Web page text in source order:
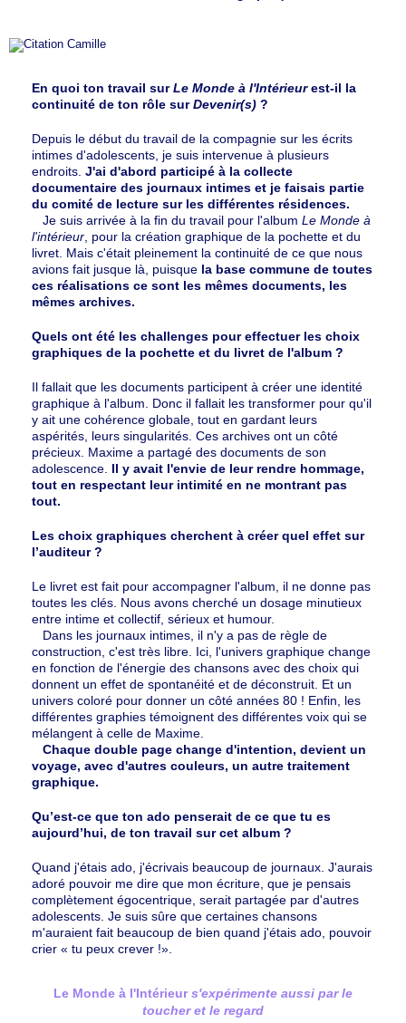
En quoi ton travail surLe Monde à l'Intérieurest-il la
continuité de ton rôle surDevenir(s) ?
Depuis le début du travail de la compagnie sur les écrits
intimes d'adolescents, je suis intervenue à plusieurs
endroits. J'ai d'abord participé à la collecte
documentaire des journaux intimes et je faisais partie
du comité de lecture sur les différentes résidences.
Je suis arrivée à la fin du travail pour l'album Le Monde à
l'intérieur , pour la création graphique de la pochette et du
livret. Mais c'était pleinement la continuité de ce que nous
avions fait jusque là, puisque la base commune de toutes
ces réalisations ce sont les mêmes documents, les
mêmes archives.
Quels ont été les challenges pour effectuer les choix
graphiques de la pochette et du livret de l'album ?
Il fallait que les documents participent à créer une identité
graphique à l'album. Donc il fallait les transformer pour qu'il
y ait une cohérence globale, tout en gardant leurs
aspérités, leurs singularités. Ces archives ont un côté
précieux. Maxime a partagé des documents de son
adolescence. Il y avait l'envie de leur rendre hommage,
tout en respectant leur intimité en ne montrant pas
tout.
Les choix graphiques cherchent à créer quel effet sur
l’auditeur ?
Le livret est fait pour accompagner l'album, il ne donne pas
toutes les clés. Nous avons cherché un dosage minutieux
entre intime et collectif, sérieux et humour.
Dans les journaux intimes, il n'y a pas de règle de
construction, c'est très libre. Ici, l'univers graphique change
en fonction de l'énergie des chansons avec des choix qui
donnent un effet de spontanéité et de déconstruit. Et un
univers coloré pour donner un côté années 80 ! Enfin, les
différentes graphies témoignent des différentes voix qui se
mélangent à celle de Maxime.
Chaque double page change d'intention, devient un
voyage, avec d'autres couleurs, un autre traitement
graphique.
Qu’est-ce que ton ado penserait de ce que tu es
aujourd’hui, de ton travail sur cet album ?
Quand j'étais ado, j'écrivais beaucoup de journaux. J'aurais
adoré pouvoir me dire que mon écriture, que je pensais
complètement égocentrique, serait partagée par d'autres
adolescents. Je suis sûre que certaines chansons
m'auraient fait beaucoup de bien quand j'étais ado, pouvoir
crier « tu peux crever !».
Le Monde à l'Intérieurs'expérimente aussi par le
toucher et le regard